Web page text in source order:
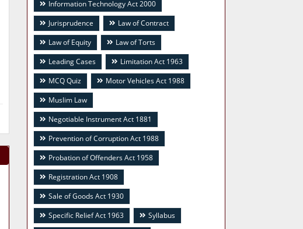
Information Technology Act 2000
Jurisprudence
Law of Contract
Law of Equity
Law of Torts
Leading Cases
Limitation Act 1963
MCQ Quiz
Motor Vehicles Act 1988
Muslim Law
Negotiable Instrument Act 1881
Prevention of Corruption Act 1988
Probation of Offenders Act 1958
Registration Act 1908
Sale of Goods Act 1930
Specific Relief Act 1963
Syllabus